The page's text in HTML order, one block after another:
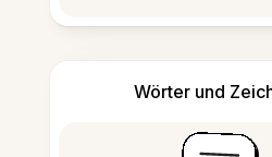
Wörter und